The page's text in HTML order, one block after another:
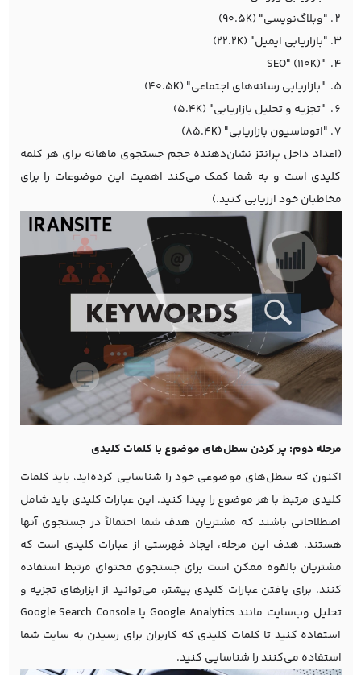
"وبلاگ‌نویسی" (90.5K)
"بازاریابی ایمیل" (22.2K)
"SEO" (110K)
"بازاریابی رسانه‌های اجتماعی" (40.5K)
"تجزیه و تحلیل بازاریابی" (5.4K)
"اتوماسیون بازاریابی" (85.4K)
(اعداد داخل پرانتز نشان‌دهنده حجم جستجوی ماهانه برای هر کلمه
کلیدی است و به شما کمک می‌کند اهمیت این موضوعات را برای
مخاطبان خود ارزیابی کنید.)
مرحله دوم: پر کردن سطل‌های موضوع با کلمات کلیدی
اکنون که سطل‌های موضوعی خود را شناسایی کرده‌اید، باید کلمات
کلیدی مرتبط با هر موضوع را پیدا کنید. این عبارات کلیدی باید شامل
اصطلاحاتی باشند که مشتریان هدف شما احتمالاً در جستجوی آنها
هستند. هدف این مرحله، ایجاد فهرستی از عبارات کلیدی است که
مشتریان بالقوه ممکن است برای جستجوی محتوای مرتبط استفاده
کنند. برای یافتن عبارات کلیدی بیشتر، می‌توانید از ابزارهای تجزیه و
تحلیل وب‌سایت مانند Google Analytics یا Google Search Console
استفاده کنید تا کلمات کلیدی که کاربران برای رسیدن به سایت شما
استفاده می‌کنند را شناسایی کنید.